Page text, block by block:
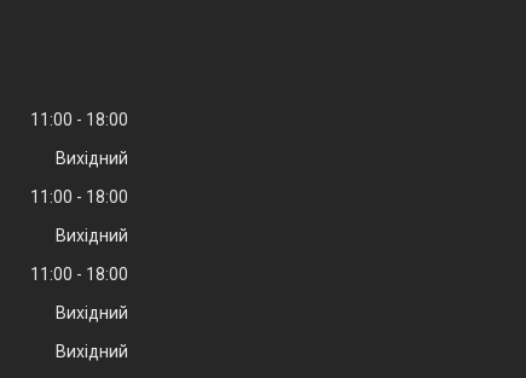
11:00
18:00
Вихідний
11:00
18:00
Вихідний
11:00
18:00
Вихідний
Вихідний